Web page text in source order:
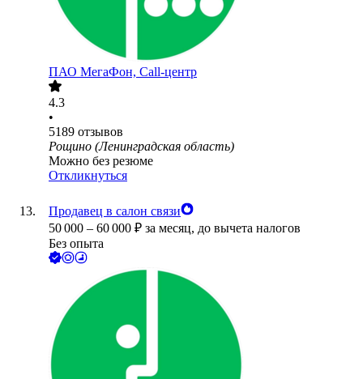
ПАО МегаФон, Call-центр
4.3
•
5189 отзывов
Рощино (Ленинградская область)
Можно без резюме
Откликнуться
Продавец в салон связи
50 000 – 60 000 ₽ за месяц, до вычета налогов
Без опыта